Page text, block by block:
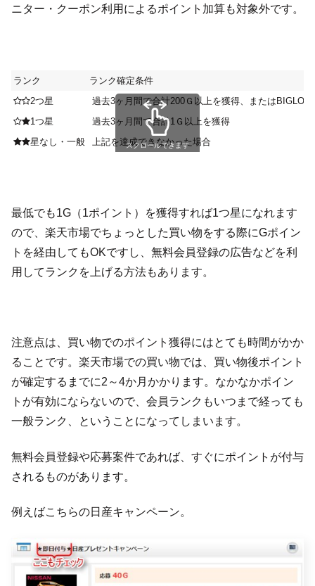
ニター・クーポン利用によるポイント加算も対象外です。
ランク
ランク確定条件
2つ星
過去3ヶ月間で合計200Ｇ以上を獲得、または
1つ星
過去3ヶ月間で合計1Ｇ以上を獲得
星なし・一般
上記を達成できなかった場合
スクロールできます
最低でも1G（1ポイント）を獲得すれば1つ星になれます
ので、楽天市場でちょっとした買い物をする際にGポイン
トを経由してもOKですし、無料会員登録の広告などを利
用してランクを上げる方法もあります。
注意点は、買い物でのポイント獲得にはとても時間がかか
ることです。楽天市場での買い物では、買い物後ポイント
が確定するまでに2～4か月かかります。なかなかポイン
トが有効にならないので、会員ランクもいつまで経っても
一般ランク、ということになってしまいます。
無料会員登録や応募案件であれば、すぐにポイントが付与
されるものがあります。
例えばこちらの日産キャンペーン。